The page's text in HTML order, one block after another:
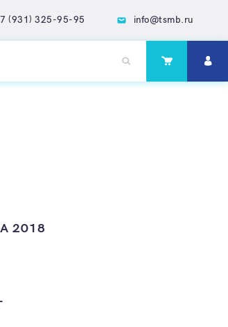
(931) 325-95-95 info@tsmb.ru
2018